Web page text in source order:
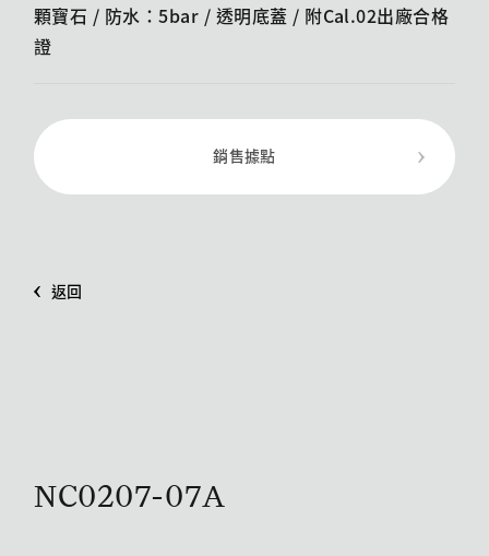
顆寶石 / 防水：5bar / 透明底蓋 /​ 附Cal.02出廠合格
證
銷售據點
返回
NC0207-07A